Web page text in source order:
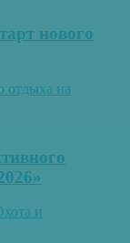
нового